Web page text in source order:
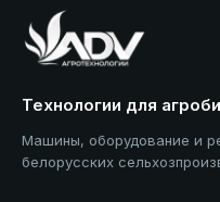
Технологии для
Машины, оборудование и
белорусских